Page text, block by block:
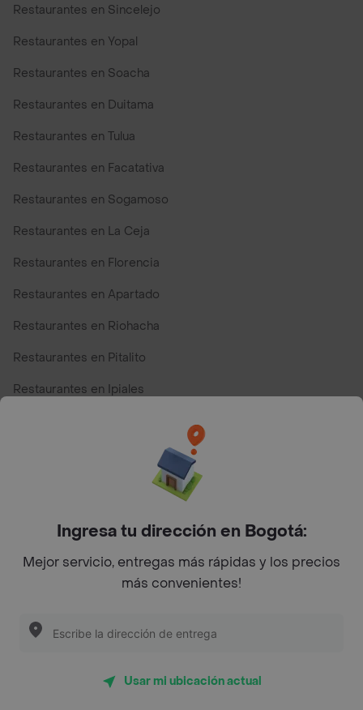
Restaurantes en Sincelejo
Restaurantes en Yopal
Restaurantes en Soacha
Restaurantes en Duitama
Restaurantes en Tulua
Restaurantes en Facatativa
Restaurantes en Sogamoso
Restaurantes en La Ceja
Restaurantes en Florencia
Restaurantes en Apartado
Restaurantes en Riohacha
Restaurantes en Pitalito
Restaurantes en Ipiales
Top Marcas y Cadenas de Restaurantes
Encuéntranos en estos países
App Store Google play
Restaurantes cerca de mi para pedir Comida a Domicilio -
Ingresa tu dirección en Bogotá:
Mejor servicio, entregas más rápidas y los precios
más convenientes!
Usar mi ubicación actual